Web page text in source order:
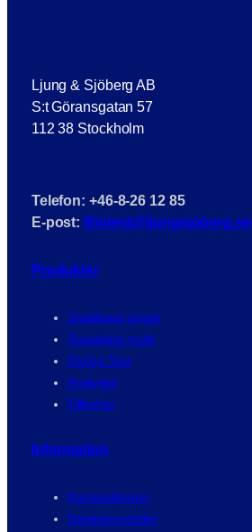
Ljung & Sjöberg AB
S:t Göransgatan 57
112 38 Stockholm
Telefon: +46-8-26 12 85
E-post: Biotest@ljungsjoberg.se
Produkter
Snabbtest singel
Snabbtest multi
Övriga Test
Analyskit
Tillbehör
Information
Korsreaktioner
Detektionsstider